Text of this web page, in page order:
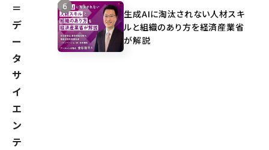
＝
デ
ー
タ
サ
イ
エ
ン
テ
生成AIに淘汰されない人材スキ
ルと組織のあり方を経済産業省
が解説